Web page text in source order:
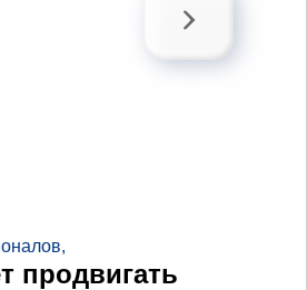
продвигать